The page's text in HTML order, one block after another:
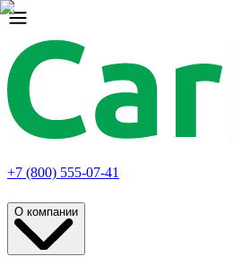
+7 (800) 555-07-41
О компании